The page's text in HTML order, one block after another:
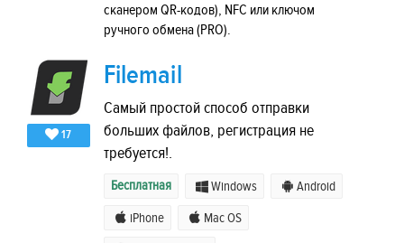
сканером QR-кодов), NFC или ключом
ручного обмена (PRO).
17
Filemail
Самый простой способ отправки
больших файлов, регистрация не
требуется!.
Бесплатная Windows Android
iPhone Mac OS